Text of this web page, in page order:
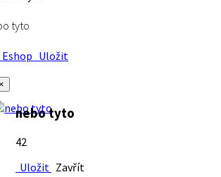
tyto
Uložit
nebo tyto
42
Uložit Zavřít